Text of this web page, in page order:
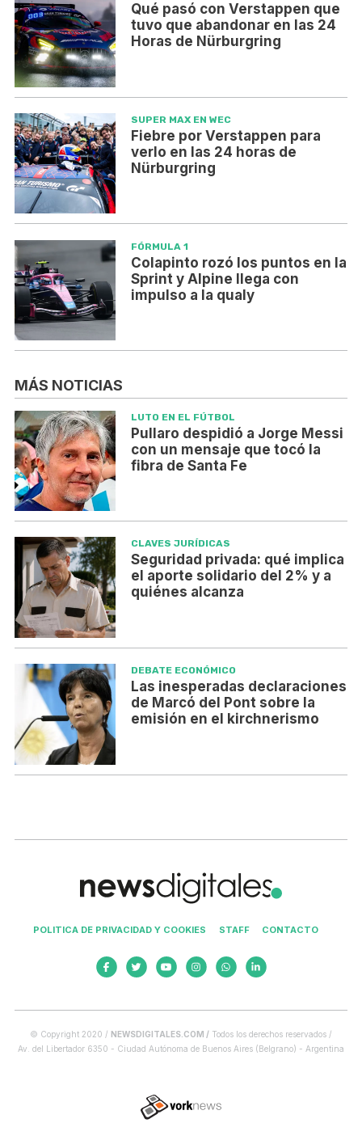
Qué pasó con Verstappen que
tuvo que abandonar en las 24
Horas de Nürburgring
SUPER MAX EN WEC
Fiebre por Verstappen para
verlo en las 24 horas de
Nürburgring
FÓRMULA 1
Colapinto rozó los puntos en la
Sprint y Alpine llega con
impulso a la qualy
MÁS NOTICIAS
LUTO EN EL FÚTBOL
Pullaro despidió a Jorge Messi
con un mensaje que tocó la
fibra de Santa Fe
CLAVES JURÍDICAS
Seguridad privada: qué implica
el aporte solidario del 2% y a
quiénes alcanza
DEBATE ECONÓMICO
Las inesperadas declaraciones
de Marcó del Pont sobre la
emisión en el kirchnerismo
POLITICA DE PRIVACIDAD Y COOKIES STAFF CONTACTO
© Copyright 2020 / NEWSDIGITALES.COM / Todos los derechos reservados /
Av. del Libertador 6350 - Ciudad Autónoma de Buenos Aires (Belgrano) - Argentina